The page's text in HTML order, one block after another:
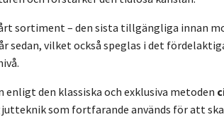
sortiment – den sista tillgängliga innan
sedan, vilket också speglas i det
den klassiska och exklusiva metoden
som fortfarande används för att